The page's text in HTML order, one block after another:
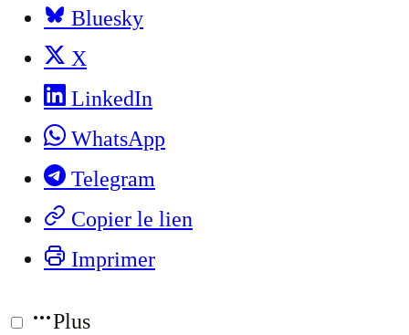
Bluesky
X
LinkedIn
WhatsApp
Telegram
Copier le lien
Imprimer
Plus